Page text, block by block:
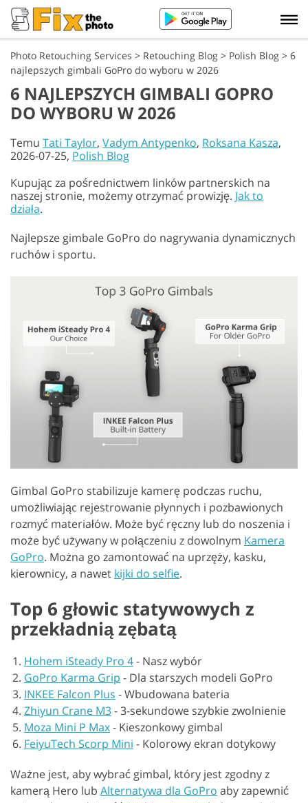
Photo Retouching Services > Retouching Blog > Polish Blog > 6
najlepszych gimbali GoPro do wyboru w 2026
6 NAJLEPSZYCH GIMBALI GOPRO
DO WYBORU W 2026
Temu Tati Taylor, Vadym Antypenko, Roksana Kasza,
2026-07-25, Polish Blog
Kupując za pośrednictwem linków partnerskich na
naszej stronie, możemy otrzymać prowizję. Jak to
działa.
Najlepsze gimbale GoPro do nagrywania dynamicznych
ruchów i sportu.
Gimbal GoPro stabilizuje kamerę podczas ruchu,
umożliwiając rejestrowanie płynnych i pozbawionych
rozmyć materiałów. Może być ręczny lub do noszenia i
może być używany w połączeniu z dowolnym Kamera
GoPro. Można go zamontować na uprzęży, kasku,
kierownicy, a nawet kijki do selfie.
Top 6 głowic statywowych z
przekładnią zębatą
Hohem iSteady Pro 4- Nasz wybór
GoPro Karma Grip - Dla starszych modeli GoPro
INKEE Falcon Plus -Wbudowana bateria
Zhiyun Crane M3-3-sekundowe szybkie zwolnienie
Moza Mini P Max- Kieszonkowy gimbal
FeiyuTech Scorp Mini - Kolorowy ekran dotykowy
Ważne jest, aby wybrać gimbal, który jest zgodny z
kamerą Hero lub Alternatywa dla GoPro aby zapewnić